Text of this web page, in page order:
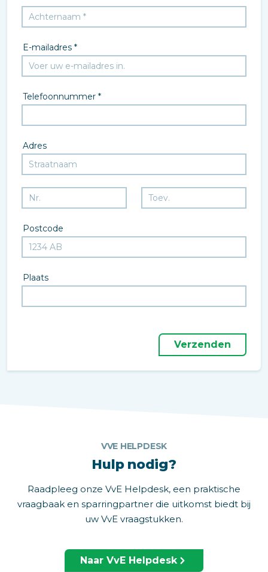
E-mailadres *
Telefoonnummer *
Adres
Postcode
Plaats
Verzenden
VVE HELPDESK
Hulp nodig?
Raadpleeg onze VvE Helpdesk, een praktische
vraagbaak en sparringpartner die uitkomst biedt bij
uw VvE vraagstukken.
Naar VvE Helpdesk